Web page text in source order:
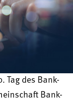
Tag des Bank-
Bank-